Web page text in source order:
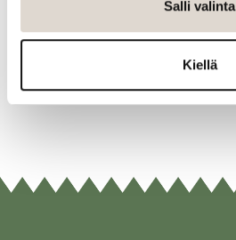
Salli valinta
Kiellä
URL